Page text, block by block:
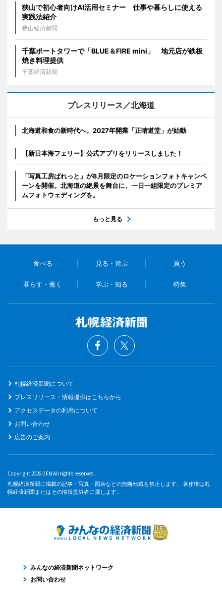
狭山で初心者向けAI活用セミナー 仕事や暮らしに使える
実践法紹介
狭山経済新聞
千葉ポートタワーで「BLUE＆FIRE mini」 地元店が鉄板
焼き料理提供
千葉経済新聞
プレスリリース／北海道
北海道和食の新時代へ。2027年開業「正晴道堂」が始動
【新日本海フェリー】公式アプリをリリースしました！
「写真工房ぱれっと」が8月限定のロケーションフォトキャンペ
ーンを開催。北海道の絶景を舞台に、一日一組限定のプレミア
ムフォトウェディングを。
もっと見る
食べる 見る・遊ぶ 買う
暮らす・働く 学ぶ・知る 特集
札幌経済新聞について
プレスリリース・情報提供はこちらから
アクセスデータの利用について
お問い合わせ
広告のご案内
Copyright 2026 DEN All rights reserved.
札幌経済新聞に掲載の記事・写真・図表などの無断転載を禁止します。 著作権は札
幌経済新聞またはその情報提供者に属します。
みんなの経済新聞ネットワーク
お問い合わせ